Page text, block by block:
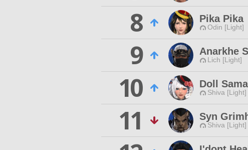
8
Pika Pika
Odin [Light]
9
Anarkhe
Lich [Light]
10
Doll Sama
Shiva [Light]
11
Syn
Shiva [Light]